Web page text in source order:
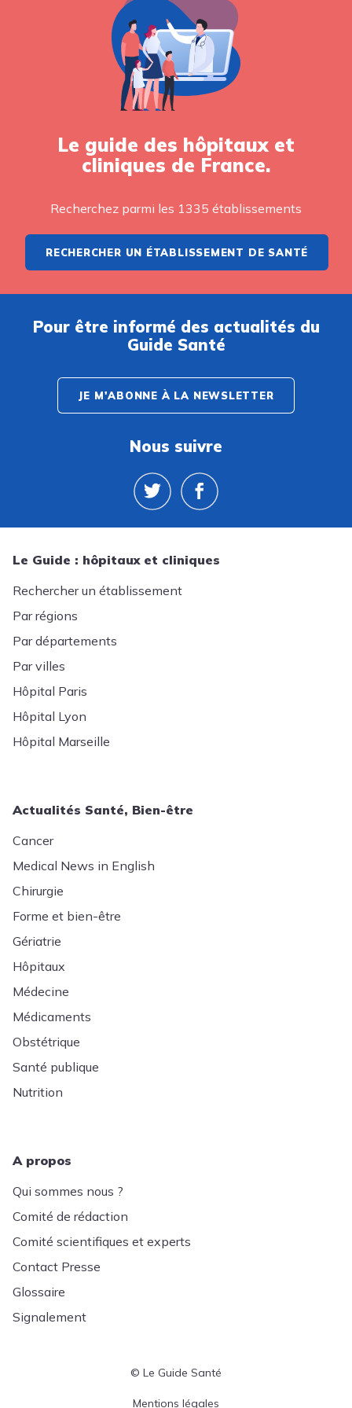
Le guide des hôpitaux et
cliniques de France.
Recherchez parmi les 1335 établissements
RECHERCHER UN ÉTABLISSEMENT DE SANTÉ
Pour être informé des actualités du
Guide Santé
JE M'ABONNE À LA NEWSLETTER
Nous suivre
Le Guide : hôpitaux et cliniques
Rechercher un établissement
Par régions
Par départements
Par villes
Hôpital Paris
Hôpital Lyon
Hôpital Marseille
Actualités Santé, Bien-être
Cancer
Medical News in English
Chirurgie
Forme et bien-être
Gériatrie
Hôpitaux
Médecine
Médicaments
Obstétrique
Santé publique
Nutrition
A propos
Qui sommes nous ?
Comité de rédaction
Comité scientifiques et experts
Contact Presse
Glossaire
Signalement
© Le Guide Santé
Menu Pied de page
Mentions légales